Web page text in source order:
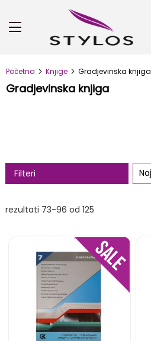
Početna Knjige Gradjevinska knjiga
Gradjevinska knjiga
rezultati 73-96 od 125
DODAJ
NA
Filteri